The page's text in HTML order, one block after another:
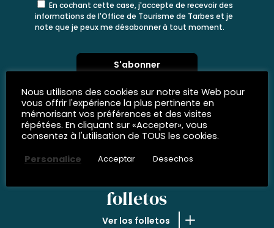
En cochant cette case, j'accepte de recevoir des
informations de l'Office de Tourisme de Tarbes et je
note que je peux me désabonner à tout moment.
folletos
Ver los folletos
Nous utilisons des cookies sur notre site Web pour
vous offrir l'expérience la plus pertinente en
mémorisant vos préférences et des visites
répétées. En cliquant sur «Accepter», vous
consentez à l'utilisation de TOUS les cookies.
Personalice
Acceptar Desechos